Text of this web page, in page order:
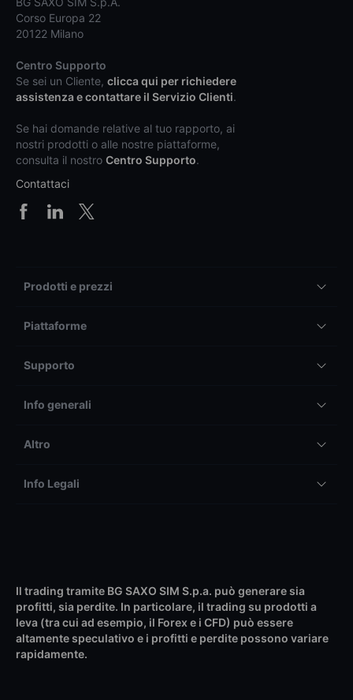
Corso Europa 22
20122 Milano
Centro Supporto
Se sei un Cliente, clicca qui per richiedere
assistenza e contattare il Servizio Clienti.
Se hai domande relative al tuo rapporto, ai
nostri prodotti o alle nostre piattaforme,
consulta il nostro Centro Supporto.
Contattaci
Prodotti e prezzi
Piattaforme
Supporto
Info generali
Altro
Info Legali
Il trading tramite BG SAXO SIM S.p.a. può generare sia
profitti, sia perdite. In particolare, il trading su prodotti a
leva (tra cui ad esempio, il Forex e i CFD) può essere
altamente speculativo e i profitti e perdite possono variare
rapidamente.